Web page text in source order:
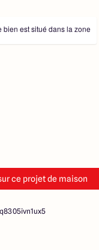
ce projet de maison
bien est situé dans la zone